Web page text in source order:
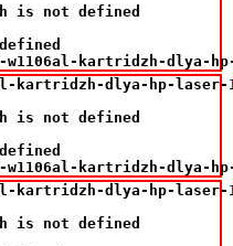
is not defined
kartridzh-dlya-
dlya-hp-laser-
is not defined
kartridzh-dlya-
dlya-hp-laser-
is not defined